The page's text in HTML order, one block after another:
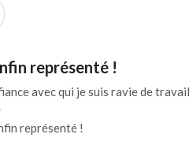
représenté !
avec qui je suis ravie de
représenté !